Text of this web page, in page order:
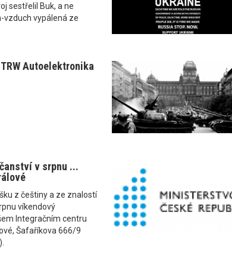
sestřelil Buk, a ne
vzduch vypálená ze
Autoelektronika
v srpnu ...
z češtiny a ze znalostí
víkendový
Integračním centru
Šafaříkova 666/9